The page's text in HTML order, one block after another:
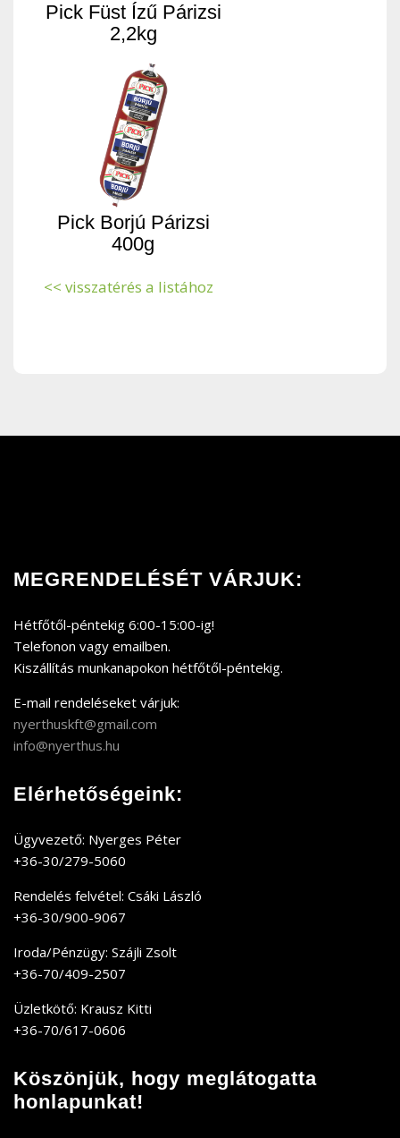
Pick Füst Ízű Párizsi
2,2kg
Pick Borjú Párizsi
400g
<< visszatérés a listához
MEGRENDELÉSÉT VÁRJUK:
Hétfőtől-péntekig 6:00-15:00-ig!
Telefonon vagy emailben.
Kiszállítás munkanapokon hétfőtől-péntekig.
E-mail rendeléseket várjuk:
nyerthuskft@gmail.com
info@nyerthus.hu
Elérhetőségeink:
Ügyvezető: Nyerges Péter
+36-30/279-5060
Rendelés felvétel: Csáki László
+36-30/900-9067
Iroda/Pénzügy: Szájli Zsolt
+36-70/409-2507
Üzletkötő: Krausz Kitti
+36-70/617-0606
Köszönjük, hogy meglátogatta
honlapunkat!